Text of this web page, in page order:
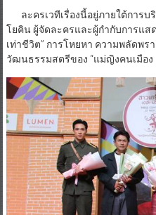
ละครเวทีเรื่องนี้อยู่ภายใต้การบ
โยคิน ผู้จัดละครและผู้กำกับการแส
เท่าชีวิต” การโหยหา ความพลัดพ
วัฒนธรรมสตรีของ “แม่ญิงคนเมือง